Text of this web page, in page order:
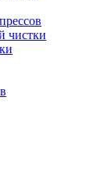
чистки